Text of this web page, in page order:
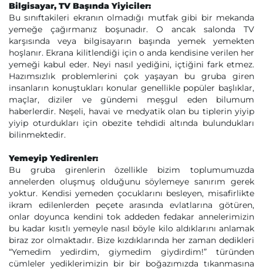
Bilgisayar, TV Başında Yiyiciler:
Bu sınıftakileri ekranın olmadığı mutfak gibi bir mekanda
yemeğe çağırmanız boşunadır. O ancak salonda TV
karşısında veya bilgisayarın başında yemek yemekten
hoşlanır. Ekrana kilitlendiği için o anda kendisine verilen her
yemeği kabul eder. Neyi nasıl yediğini, içtiğini fark etmez.
Hazımsızlık problemlerini çok yaşayan bu gruba giren
insanların konuştukları konular genellikle popüler başlıklar,
maçlar, diziler ve gündemi meşgul eden bilumum
haberlerdir. Neşeli, havai ve medyatik olan bu tiplerin yiyip
yiyip oturdukları için obezite tehdidi altında bulundukları
bilinmektedir.
Yemeyip Yedirenler:
Bu gruba girenlerin özellikle bizim toplumumuzda
annelerden oluşmuş olduğunu söylemeye sanırım gerek
yoktur. Kendisi yemeden çocuklarını besleyen, misafirlikte
ikram edilenlerden peçete arasında evlatlarına götüren,
onlar doyunca kendini tok addeden fedakar annelerimizin
bu kadar kısıtlı yemeyle nasıl böyle kilo aldıklarını anlamak
biraz zor olmaktadır. Bize kızdıklarında her zaman dedikleri
“Yemedim yedirdim, giymedim giydirdim!” türünden
cümleler yediklerimizin bir bir boğazımızda tıkanmasına